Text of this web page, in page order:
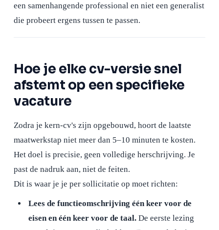
een samenhangende professional en niet een generalist
die probeert ergens tussen te passen.
Hoe je elke cv-versie snel
afstemt op een specifieke
vacature
Zodra je kern-cv's zijn opgebouwd, hoort de laatste
maatwerkstap niet meer dan 5–10 minuten te kosten.
Het doel is precisie, geen volledige herschrijving. Je
past de nadruk aan, niet de feiten.
Dit is waar je je per sollicitatie op moet richten:
Lees de functieomschrijving één keer voor de
eisen en één keer voor de taal.De eerste lezing